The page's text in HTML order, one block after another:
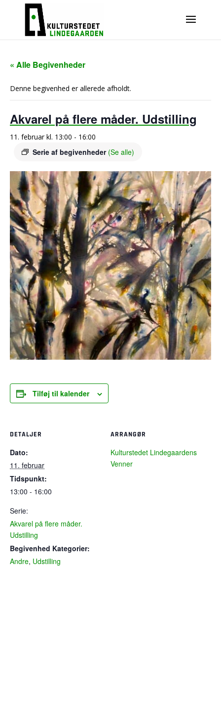
« Alle Begivenheder
Denne begivenhed er allerede afholdt.
Akvarel på flere måder. Udstilling
11. februar kl. 13:00 - 16:00
Serie af begivenheder (Se alle)
Tilføj til kalender
DETALJER
Dato:
11. februar
Tidspunkt:
13:00 - 16:00
Serie:
Akvarel på flere måder.
Udstilling
Begivenhed Kategorier:
Andre, Udstilling
ARRANGØR
Kulturstedet Lindegaardens
Venner